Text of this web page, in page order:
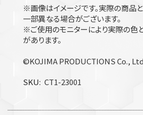
※画像はイメージです。実際の商品
一部異なる場合がございます。
※ご使用のモニターにより実際の色
があります。
©KOJIMA PRODUCTIONS Co.,
SKU CT1-23001